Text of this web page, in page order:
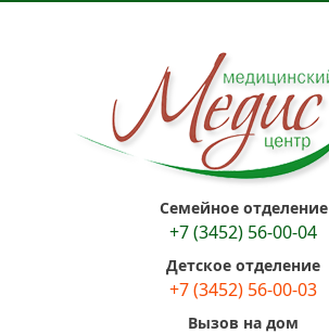
Семейное отделение
+7 (3452) 56-00-04
Детское отделение
+7 (3452) 56-00-03
Вызов на дом